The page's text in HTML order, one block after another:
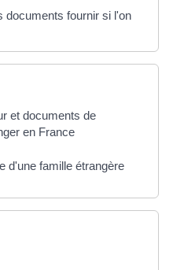
documents fournir si l'on
et documents de
en France
d'une famille étrangère